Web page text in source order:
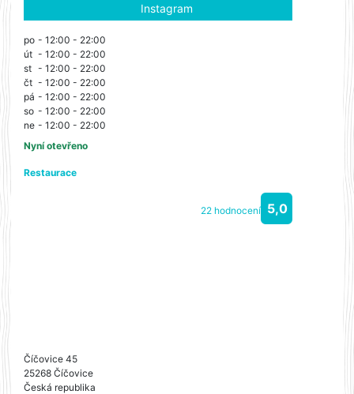
Instagram
po - 12:00 - 22:00
út - 12:00 - 22:00
st - 12:00 - 22:00
čt - 12:00 - 22:00
pá - 12:00 - 22:00
so - 12:00 - 22:00
ne - 12:00 - 22:00
Nyní otevřeno
Restaurace
22 hodnocení 5,0
Číčovice 45
25268 Číčovice
Česká republika